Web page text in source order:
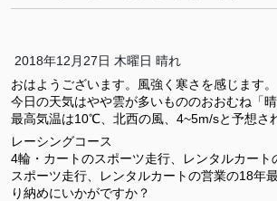
2018年12月27日 木曜日 晴れ
おはようございます。風強く寒さを感じます。
今日の天気はやや雲が多いもののおおむね「晴
最高気温は10℃、北西の風、4~5m/sと予想さ
レーシングコース
4輪・カートのスポーツ走行、レンタルカート
スポーツ走行、レンタルカートの営業の18年
り納めにいかがですか？